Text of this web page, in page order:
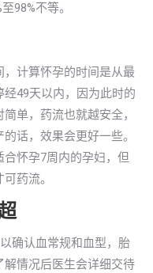
98%不等。
计算怀孕的时间是从最
49天以内，因为此时的
单，药流也就越安全，
话，效果会更好一些。
怀孕7周内的孕妇，但
药流。
确认血常规和血型，胎
情况后医生会详细交待